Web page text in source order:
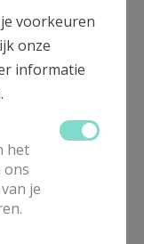
voorkeuren
onze
informatie
het
ons
je